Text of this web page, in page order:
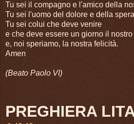
Tu sei il compagno e l'amico della
Tu sei l'uomo del dolore e della
Tu sei colui che deve venire
e che deve essere un giorno il
e, noi speriamo, la nostra felicità.
Amen
(Beato Paolo VI)
PREGHIERA